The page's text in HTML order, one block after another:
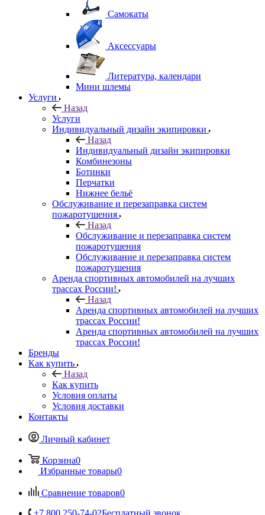
Самокаты
Аксессуары
Литература, календари
Мини шлемы
Услуги
Назад
Услуги
Индивидуальный дизайн экипировки
Назад
Индивидуальный дизайн экипировки
Комбинезоны
Ботинки
Перчатки
Нижнее бельё
Обслуживание и перезаправка систем
пожаротушения
Назад
Обслуживание и перезаправка систем
пожаротушения
Обслуживание и перезаправка систем
пожаротушения
Аренда спортивных автомобилей на лучших
трассах России!
Назад
Аренда спортивных автомобилей на лучших
трассах России!
Аренда спортивных автомобилей на лучших
трассах России!
Бренды
Как купить
Назад
Как купить
Условия оплаты
Условия доставки
Контакты
Личный кабинет
Корзина0
Избранные товары0
Сравнение товаров0
+7 800 250-74-02Бесплатный звонок